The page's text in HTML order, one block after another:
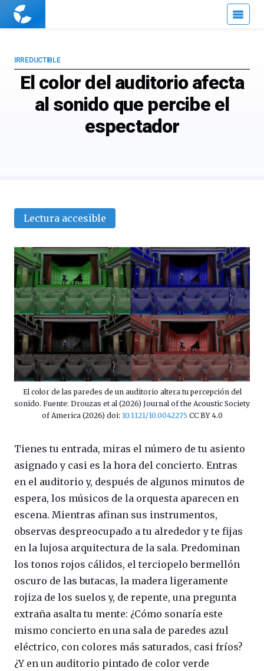
Cuaderno
El color del auditorio afecta
al sonido que percibe el
espectador
IRREDUCTIBLE
Lectura accesible
El color de las paredes de un auditorio altera tu percepción del
sonido. Fuente: Drouzas et al (2026) Journal of the Acoustic Society
of America (2026) doi: 10.1121/10.0042275 CC BY 4.0
Tienes tu entrada, miras el número de tu asiento
asignado y casi es la hora del concierto. Entras
en el auditorio y, después de algunos minutos de
espera, los músicos de la orquesta aparecen en
escena. Mientras afinan sus instrumentos,
observas despreocupado a tu alrededor y te fijas
en la lujosa arquitectura de la sala. Predominan
los tonos rojos cálidos, el terciopelo bermellón
oscuro de las butacas, la madera ligeramente
rojiza de los suelos y, de repente, una pregunta
extraña asalta tu mente: ¿Cómo sonaría este
mismo concierto en una sala de paredes azul
eléctrico, con colores más saturados, casi fríos?
¿Y en un auditorio pintado de color verde